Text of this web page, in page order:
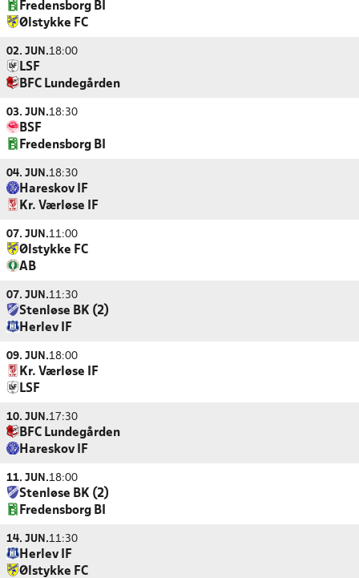
Fredensborg BI
Ølstykke FC
02. JUN.18:00
LSF
BFC Lundegården
03. JUN.18:30
BSF
Fredensborg BI
04. JUN.18:30
Hareskov IF
Kr. Værløse IF
07. JUN.11:00
Ølstykke FC
AB
07. JUN.11:30
Stenløse BK (2)
Herlev IF
09. JUN.18:00
Kr. Værløse IF
LSF
10. JUN.17:30
BFC Lundegården
Hareskov IF
11. JUN.18:00
Stenløse BK (2)
Fredensborg BI
14. JUN.11:30
Herlev IF
Ølstykke FC